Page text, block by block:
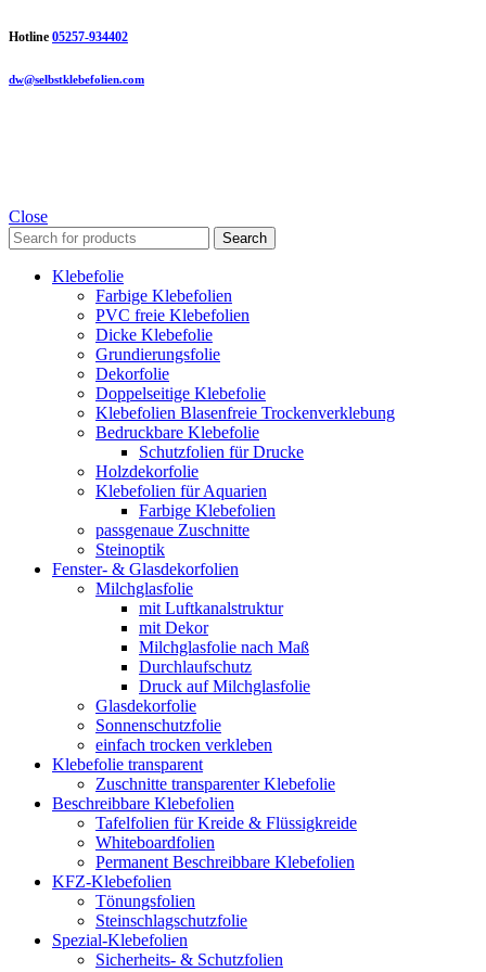
Hotline 05257-934402
dw@selbstklebefolien.com
Close
Search
Klebefolie
Farbige Klebefolien
PVC freie Klebefolien
Dicke Klebefolie
Grundierungsfolie
Dekorfolie
Doppelseitige Klebefolie
Klebefolien Blasenfreie Trockenverklebung
Bedruckbare Klebefolie
Schutzfolien für Drucke
Holzdekorfolie
Klebefolien für Aquarien
Farbige Klebefolien
passgenaue Zuschnitte
Steinoptik
Fenster- & Glasdekorfolien
Milchglasfolie
mit Luftkanalstruktur
mit Dekor
Milchglasfolie nach Maß
Durchlaufschutz
Druck auf Milchglasfolie
Glasdekorfolie
Sonnenschutzfolie
einfach trocken verkleben
Klebefolie transparent
Zuschnitte transparenter Klebefolie
Beschreibbare Klebefolien
Tafelfolien für Kreide & Flüssigkreide
Whiteboardfolien
Permanent Beschreibbare Klebefolien
KFZ-Klebefolien
Tönungsfolien
Steinschlagschutzfolie
Spezial-Klebefolien
Sicherheits- & Schutzfolien